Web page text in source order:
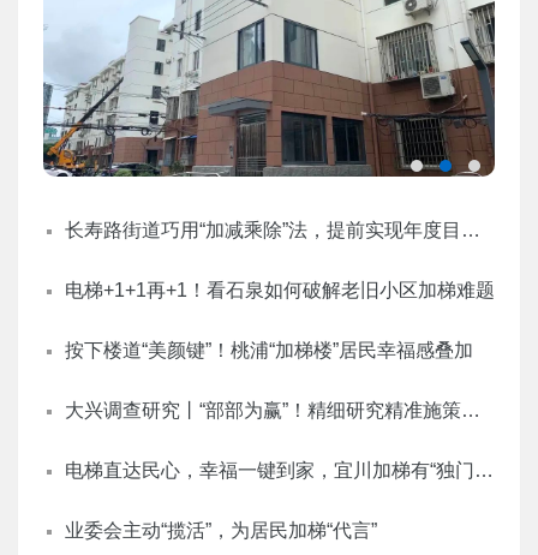
长寿路街道巧用“加减乘除”法，提前实现年度目标任务，让居民畅享一“键”直达的便捷生活
电梯+1+1再+1！看石泉如何破解老旧小区加梯难题
按下楼道“美颜键”！桃浦“加梯楼”居民幸福感叠加
大兴调查研究丨“部部为赢”！精细研究精准施策，石泉路街道积极推进住宅小区加梯工作
电梯直达民心，幸福一键到家，宜川加梯有“独门秘籍”
业委会主动“揽活”，为居民加梯“代言”